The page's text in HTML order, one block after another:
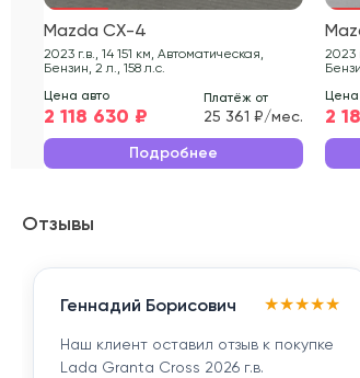
Mazda CX-4
2023 г.в., 14 151 км, Автоматическая,
Бензин, 2 л., 158 л.с.
Цена авто
2 118 630 ₽
Платёж от
25 361 ₽/мес.
Подробнее
2023 г.в., 35 659 км,
Цена
2
Отзывы
Геннадий Борисович ★★★★★
Наш клиент оставил отзыв к покупке
Lada Granta Cross 2026 г.в.